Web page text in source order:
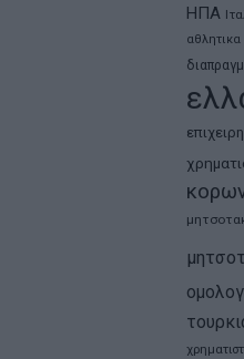
ΗΠΑ
αθλητικα